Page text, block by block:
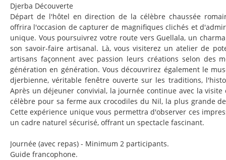
Djerba Découverte
Départ de l'hôtel en direction de la célèbre chaussée
offrira l'occasion de capturer de magnifiques clichés et
unique. Vous poursuivrez votre route vers Guellala, un
son savoir-faire artisanal. Là, vous visiterez un atelier de
artisans façonnent avec passion leurs créations selon des
génération en génération. Vous découvrirez également le
djerbienne, véritable fenêtre ouverte sur les traditions,
Après un déjeuner convivial, la journée continue avec la visite
célèbre pour sa ferme aux crocodiles du Nil, la plus grande
Cette expérience unique vous permettra d'observer ces
un cadre naturel sécurisé, offrant un spectacle fascinant.
Journée (avec repas) - Minimum 2 participants.
Guide francophone.